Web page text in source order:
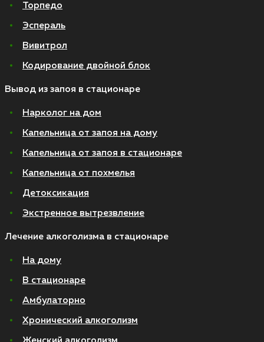
Торпедо
Эспераль
Вивитрол
Кодирование двойной блок
Вывод из запоя в стационаре
Нарколог на дом
Капельница от запоя на дому
Капельница от запоя в стационаре
Капельница от похмелья
Детоксикация
Экстренное вытрезвление
Лечение алкоголизма в стационаре
На дому
В стационаре
Амбулаторно
Хронический алкоголизм